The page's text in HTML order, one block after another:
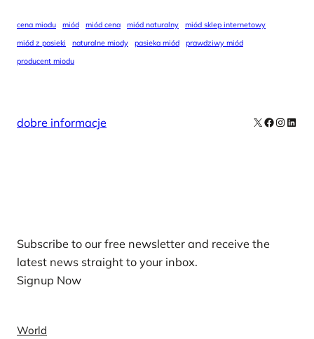
cena miodu miód miód cena miód naturalny
miód sklep internetowy
miód z pasieki
naturalne miody pasieka miód
prawdziwy miód
producent miodu
dobre informacje X Facebook
Subscribe to our free newsletter and receive the
latest news straight to your inbox.
Signup Now
World